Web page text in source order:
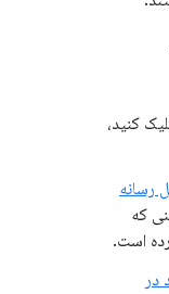
کنید،
رسانه
که
است.
در